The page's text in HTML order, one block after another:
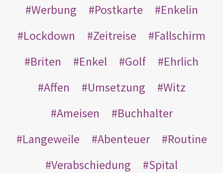
Werbung
Postkarte
Enkelin
Lockdown
Zeitreise
Fallschirm
Briten
Enkel Golf
Ehrlich
Affen
Umsetzung
Witz
Ameisen
Buchhalter
Langeweile
Abenteuer
Routine
Verabschiedung
Spital